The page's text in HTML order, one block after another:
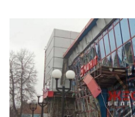
Кино
Афиша
Книги
Выставки
Пресс-
релизы